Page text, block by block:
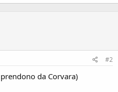
#2
da Corvara)